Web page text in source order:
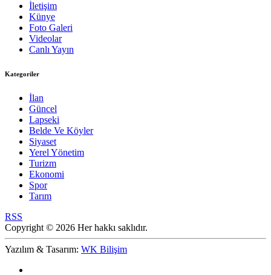
İletişim
Künye
Foto Galeri
Videolar
Canlı Yayın
Kategoriler
İlan
Güncel
Lapseki
Belde Ve Köyler
Siyaset
Yerel Yönetim
Turizm
Ekonomi
Spor
Tarım
RSS
Copyright © 2026 Her hakkı saklıdır.
Yazılım & Tasarım: WK Bilişim